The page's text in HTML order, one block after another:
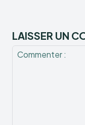
LAISSER UN